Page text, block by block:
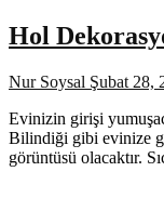
Hol
Nur Soysal Şubat 28,
Evinizin girişi
Bilindiği gibi evinize
görüntüsü olacaktır.